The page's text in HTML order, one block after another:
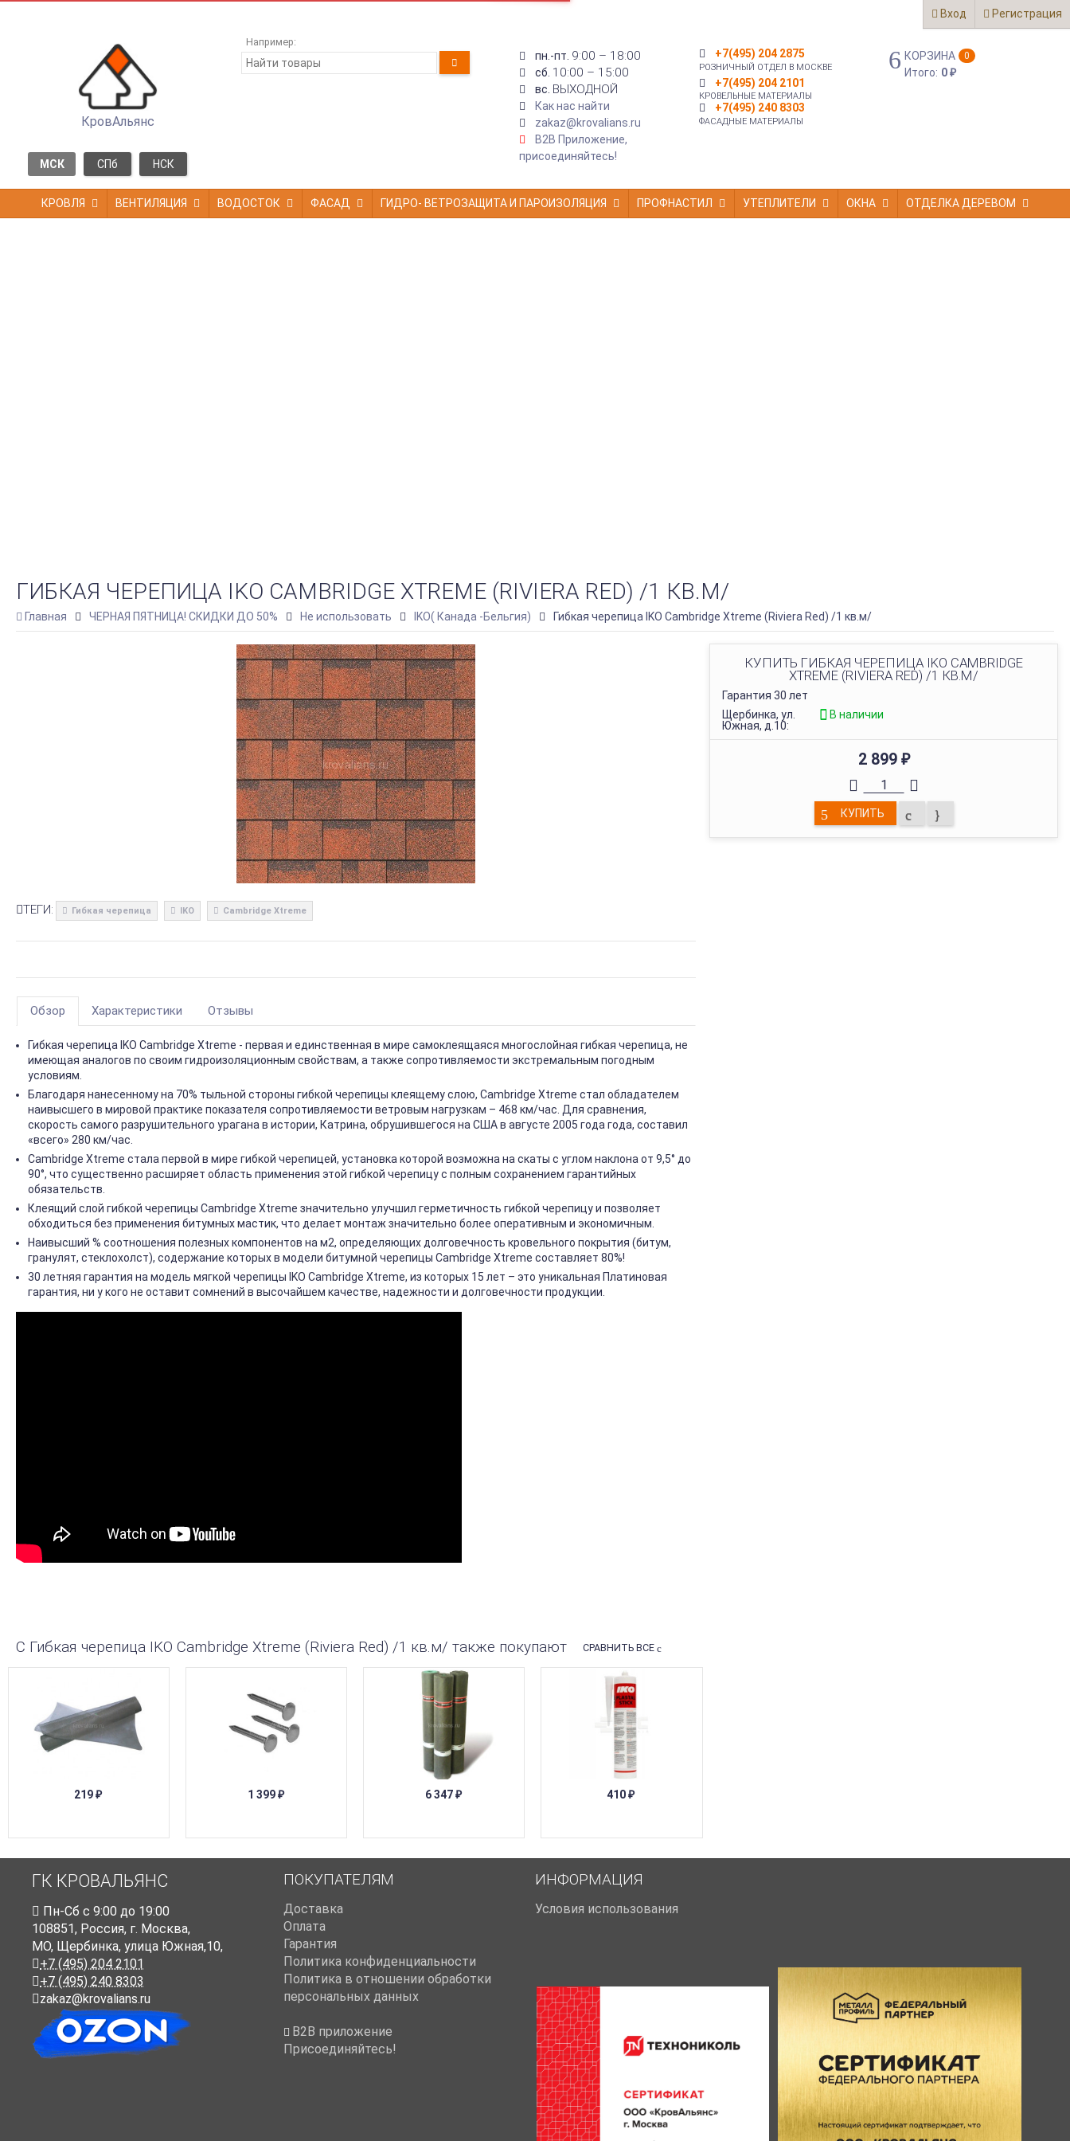
Вход Регистрация
КровАльянс
МСК СПб НСК
Например:
пн.-пт. 9:00 – 18:00
сб. 10:00 – 15:00
вс. ВЫХОДНОЙ
Как нас найти
zakaz@krovalians.ru
B2B Приложение,
присоединяйтесь!
+7(495) 204 2875
РОЗНИЧНЫЙ ОТДЕЛ В МОСКВЕ
+7(495) 204 2101
КРОВЕЛЬНЫЕ МАТЕРИАЛЫ
+7(495) 240 8303
ФАСАДНЫЕ МАТЕРИАЛЫ
КОРЗИНА 0
Итого: 0₽
КРОВЛЯ ВЕНТИЛЯЦИЯ ВОДОСТОК ФАСАД ГИДРО- ВЕТРОЗАЩИТА И ПАРОИЗОЛЯЦИЯ ПРОФНАСТИЛ УТЕПЛИТЕЛИ ОКНА ОТДЕЛКА ДЕРЕВОМ
ГИБКАЯ ЧЕРЕПИЦА IKO CAMBRIDGE XTREME (RIVIERA RED) /1 КВ.М/
Главная ЧЕРНАЯ ПЯТНИЦА! СКИДКИ ДО 50% Не использовать IKO( Канада -Бельгия) Гибкая черепица IKO Cambridge Xtreme (Riviera Red) /1 кв.м/
КУПИТЬ ГИБКАЯ ЧЕРЕПИЦА IKO CAMBRIDGE
XTREME (RIVIERA RED) /1 КВ.М/
Гарантия 30 лет
Щербинка, ул.
Южная, д.10:
В наличии
2 899 ₽
КУПИТЬ
ТЕГИ: Гибкая черепица IKO Cambridge Xtreme
Обзор Характеристики Отзывы
Гибкая черепица IKO Cambridge Xtreme - первая и единственная в мире самоклеящаяся многослойная гибкая черепица, не
имеющая аналогов по своим гидроизоляционным свойствам, а также сопротивляемости экстремальным погодным
условиям.
Благодаря нанесенному на 70% тыльной стороны гибкой черепицы клеящему слою, Cambridge Xtreme стал обладателем
наивысшего в мировой практике показателя сопротивляемости ветровым нагрузкам – 468 км/час. Для сравнения,
скорость самого разрушительного урагана в истории, Катрина, обрушившегося на США в августе 2005 года года, составил
«всего» 280 км/час.
Cambridge Xtreme стала первой в мире гибкой черепицей, установка которой возможна на скаты с углом наклона от 9,5° до
90°, что существенно расширяет область применения этой гибкой черепицу с полным сохранением гарантийных
обязательств.
Клеящий слой гибкой черепицы Cambridge Xtreme значительно улучшил герметичность гибкой черепицу и позволяет
обходиться без применения битумных мастик, что делает монтаж значительно более оперативным и экономичным.
Наивысший % соотношения полезных компонентов на м2, определяющих долговечность кровельного покрытия (битум,
гранулят, стеклохолст), содержание которых в модели битумной черепицы Cambridge Xtreme составляет 80%!
30 летняя гарантия на модель мягкой черепицы IKO Cambridge Xtreme, из которых 15 лет – это уникальная Платиновая
гарантия, ни у кого не оставит сомнений в высочайшем качестве, надежности и долговечности продукции.
С Гибкая черепица IKO Cambridge Xtreme (Riviera Red) /1 кв.м/ также покупают СРАВНИТЬ ВСЕ
219₽ 1 399 ₽ 6 347 ₽ 410₽
ГК КРОВАЛЬЯНС
Пн-Cб с 9:00 до 19:00
108851, Россия, г. Москва,
МО, Щербинка, улица Южная,10,
+7 (495) 204 2101
+7 (495) 240 8303
zakaz@krovalians.ru
ПОКУПАТЕЛЯМ
Доставка
Оплата
Гарантия
Политика конфиденциальности
Политика в отношении обработки
персональных данных
B2B приложение
Присоединяйтесь!
ИНФОРМАЦИЯ
Условия использования